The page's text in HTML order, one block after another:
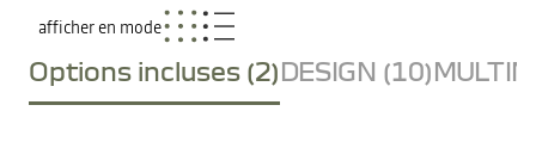
afficher en mode
Options incluses (2)DESIGN (10)